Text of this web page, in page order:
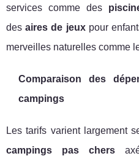
services comme des
desaires de jeuxpour
merveilles naturelles comme
Comparaison des
campings
Les tarifs varient largement
campings pas chers